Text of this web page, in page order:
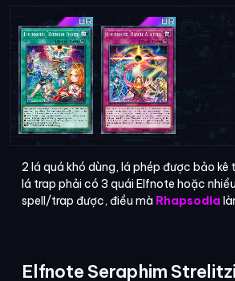
2 lá quá khó dùng, lá phép được bảo kê
lá trap phải có 3 quái Elfnote hoặc
spell/trap được, điều mà Rhapsodia
Elfnote Seraphim